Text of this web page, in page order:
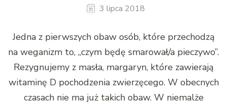
3 lipca 2018
Jedna z pierwszych obaw osób, które przechodzą
na weganizm to, „czym będę smarował/a pieczywo”.
Rezygnujemy z masła, margaryn, które zawierają
witaminę D pochodzenia zwierzęcego. W obecnych
czasach nie ma już takich obaw. W niemalże